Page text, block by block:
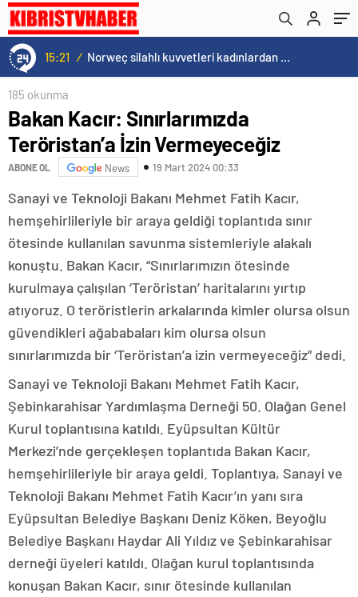
15:21 / Norweç silahlı kuvvetleri kadınlardan oluşan özel kuvvetler eğitimlerini başlattı.
185 okunma
Bakan Kacır: Sınırlarımızda
Teröristan’a İzin Vermeyeceğiz
ABONE OL News 19 Mart 2024 00:33
Sanayi ve Teknoloji Bakanı Mehmet Fatih Kacır,
hemşehirlileriyle bir araya geldiği toplantıda sınır
ötesinde kullanılan savunma sistemleriyle alakalı
konuştu. Bakan Kacır, “Sınırlarımızın ötesinde
kurulmaya çalışılan ‘Teröristan’ haritalarını yırtıp
atıyoruz. O teröristlerin arkalarında kimler olursa olsun
güvendikleri ağababaları kim olursa olsun
sınırlarımızda bir ‘Teröristan’a izin vermeyeceğiz” dedi.
Sanayi ve Teknoloji Bakanı Mehmet Fatih Kacır,
Şebinkarahisar Yardımlaşma Derneği 50. Olağan Genel
Kurul toplantısına katıldı. Eyüpsultan Kültür
Merkezi’nde gerçekleşen toplantıda Bakan Kacır,
hemşehirlileriyle bir araya geldi. Toplantıya, Sanayi ve
Teknoloji Bakanı Mehmet Fatih Kacır’ın yanı sıra
Eyüpsultan Belediye Başkanı Deniz Köken, Beyoğlu
Belediye Başkanı Haydar Ali Yıldız ve Şebinkarahisar
derneği üyeleri katıldı. Olağan kurul toplantısında
konuşan Bakan Kacır, sınır ötesinde kullanılan